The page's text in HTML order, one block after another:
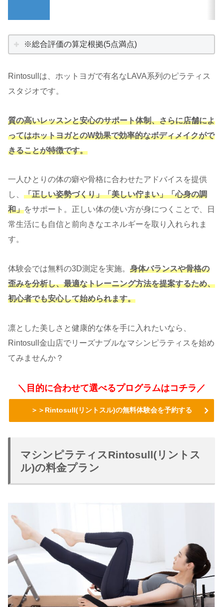
※総合評価の算定根拠(5点満点)
Rintosullは、ホットヨガで有名なLAVA系列のピラティス
スタジオです。
質の高いレッスンと安心のサポート体制、さらに店舗によ
ってはホットヨガとのW効果で効率的なボディメイクがで
きることが特徴です。
一人ひとりの体の癖や骨格に合わせたアドバイスを提供
し、 「正しい姿勢づくり」「美しい佇まい」「心身の調
和」をサポート。正しい体の使い方が身につくことで、日
常生活にも自信と前向きなエネルギーを取り入れられま
す。
体験会では無料の3D測定を実施。 身体バランスや骨格の
歪みを分析し、最適なトレーニング方法を提案するため、
初心者でも安心して始められます。
凛とした美しさと健康的な体を手に入れたいなら、
Rintosull金山店でリーズナブルなマシンピラティスを始め
てみませんか？
＼目的に合わせて選べるプログラムはコチラ／
＞＞Rintosull(リントスル)の無料体験会を予約する
マシンピラティスRintosull(リントス
ル)の料金プラン